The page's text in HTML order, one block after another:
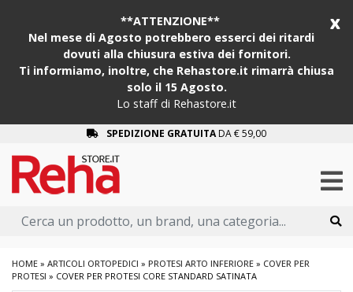
x
**ATTENZIONE**
Nel mese di Agosto potrebbero esserci dei ritardi
dovuti alla chiusura estiva dei fornitori.
Ti informiamo, inoltre, che Rehastore.it rimarrà chiusa
solo il 15 Agosto.
Lo staff di Rehastore.it
SPEDIZIONE GRATUITADA € 59,00
HOME » ARTICOLI ORTOPEDICI » PROTESI ARTO INFERIORE » COVER PER
PROTESI » COVER PER PROTESI CORE STANDARD SATINATA